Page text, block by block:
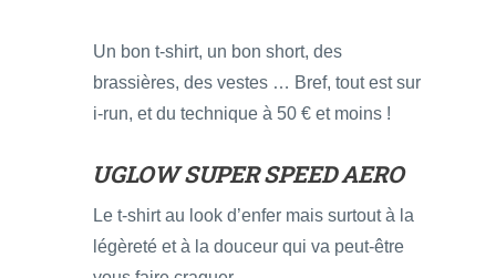
Un bon t-shirt, un bon short, des
brassières, des vestes … Bref, tout est sur
i-run, et du technique à 50 € et moins !
UGLOW SUPER SPEED AERO
Le t-shirt au look d’enfer mais surtout à la
légèreté et à la douceur qui va peut-être